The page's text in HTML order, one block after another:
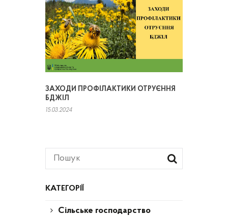
КАТЕГОРІЇ
Сільське господарство
ЗАХОДИ ПРОФІЛАКТИКИ ОТРУЄННЯ
БДЖІЛ
15.03.2024